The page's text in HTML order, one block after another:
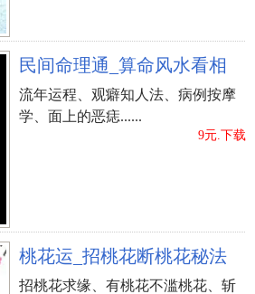
民间命理通_算命风水看相
流年运程、观癖知人法、病例按摩
学、面上的恶痣......
9元.下载
桃花运_招桃花断桃花秘法
招桃花求缘、有桃花不滥桃花、斩